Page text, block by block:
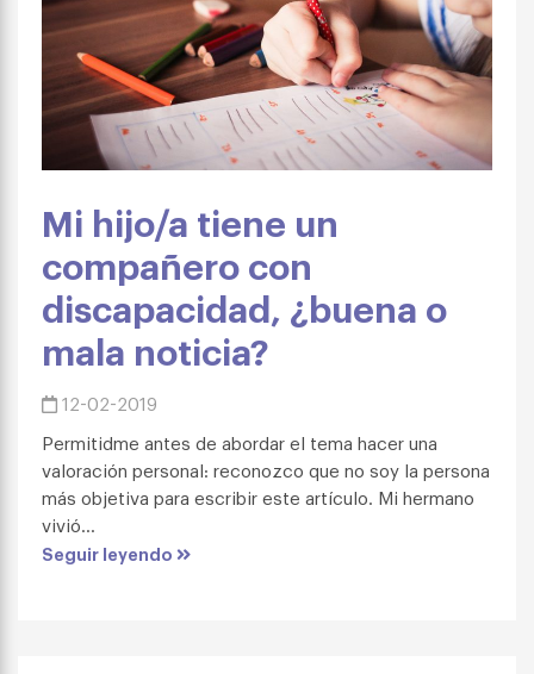
Mi hijo/a tiene un
compañero con
discapacidad, ¿buena o
mala noticia?
12-02-2019
Permitidme antes de abordar el tema hacer una
valoración personal: reconozco que no soy la persona
más objetiva para escribir este artículo. Mi hermano
vivió...
Seguir leyendo